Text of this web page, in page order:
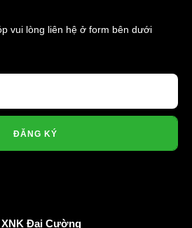
vui lòng liên hệ ở form bên dưới
ĐĂNG KÝ
XNK Đại Cường